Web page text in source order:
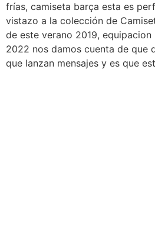
frías, camiseta barça esta es
vistazo a la colección de
de este verano 2019,
2022 nos damos cuenta de que
que lanzan mensajes y es que